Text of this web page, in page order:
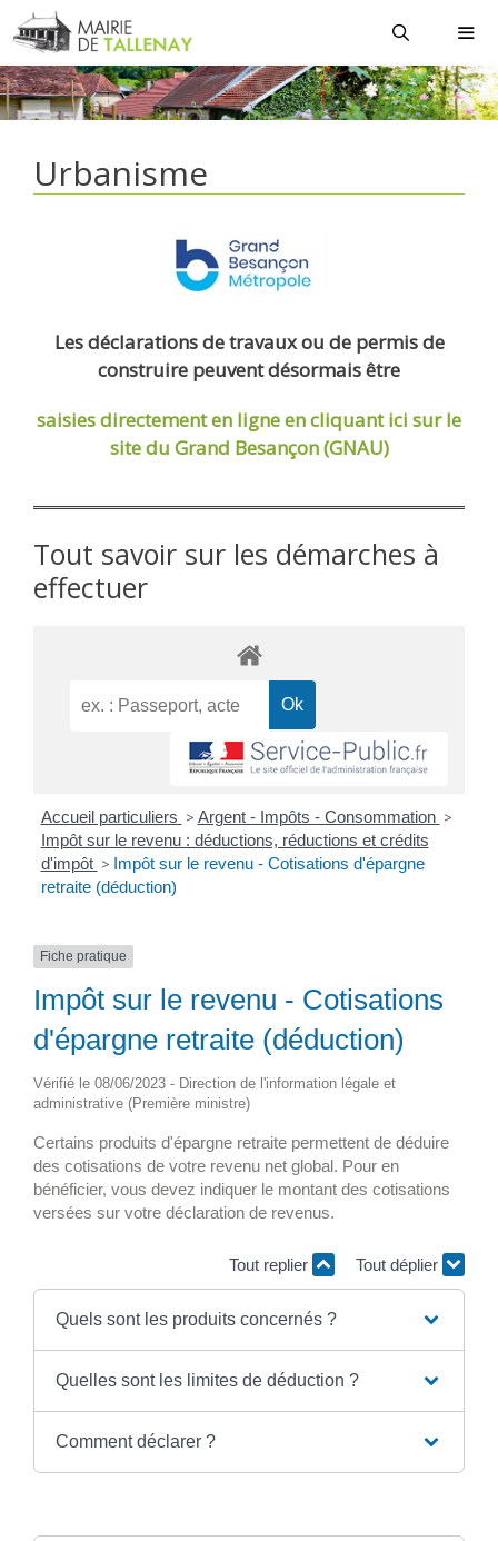
Aller
au
contenu
Urbanisme
Les déclarations de travaux ou de permis de
construire peuvent désormais être
saisies directement en ligneen cliquant ici sur le
site du Grand Besançon (GNAU)
Tout savoir sur les démarches à
effectuer
Accueil particuliers > Argent - Impôts - Consommation >
Impôt sur le revenu : déductions, réductions et crédits
d'impôt > Impôt sur le revenu - Cotisations d'épargne
retraite (déduction)
Fiche pratique
Impôt sur le revenu - Cotisations
d'épargne retraite (déduction)
Vérifié le 08/06/2023 - Direction de l'information légale et
administrative (Première ministre)
Certains produits d'épargne retraite permettent de déduire
des cotisations de votre revenu net global. Pour en
bénéficier, vous devez indiquer le montant des cotisations
versées sur votre déclaration de revenus.
Tout replier Tout déplier
Quels sont les produits concernés ?
Quelles sont les limites de déduction ?
Comment déclarer ?